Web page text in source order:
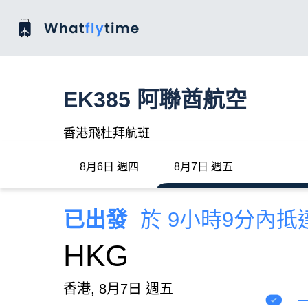
EK385 阿聯酋航空
香港飛杜拜航班
8月6日 週四 8月7日 週五
已出發 於 9小時9分內抵
HKG
香港, 8月7日 週五